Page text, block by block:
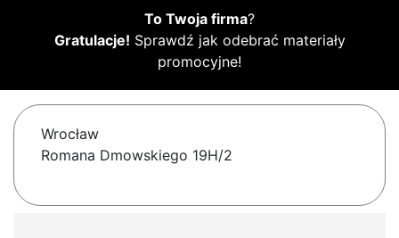
To Twoja firma?
Gratulacje! Sprawdź jak odebrać materiały
promocyjne!
Wrocław
Romana Dmowskiego 19H/2